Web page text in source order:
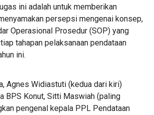
ini adalah untuk memberikan
persepsi mengenai konsep,
Operasional Prosedur (SOP) yang
tahapan pelaksanaan pendataan
ini.
Agnes Widiastuti (kedua dari kiri)
BPS Konut, Sitti Maswiah (paling
pengenal kepala PPL Pendataan